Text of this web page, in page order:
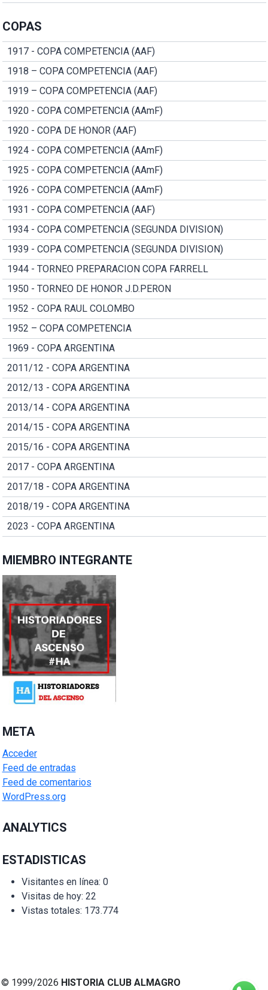
COPAS
1917 - COPA COMPETENCIA (AAF)
1918 – COPA COMPETENCIA (AAF)
1919 – COPA COMPETENCIA (AAF)
1920 - COPA COMPETENCIA (AAmF)
1920 - COPA DE HONOR (AAF)
1924 - COPA COMPETENCIA (AAmF)
1925 - COPA COMPETENCIA (AAmF)
1926 - COPA COMPETENCIA (AAmF)
1931 - COPA COMPETENCIA (AAF)
1934 - COPA COMPETENCIA (SEGUNDA DIVISION)
1939 - COPA COMPETENCIA (SEGUNDA DIVISION)
1944 - TORNEO PREPARACION COPA FARRELL
1950 - TORNEO DE HONOR J.D.PERON
1952 - COPA RAUL COLOMBO
1952 – COPA COMPETENCIA
1969 - COPA ARGENTINA
2011/12 - COPA ARGENTINA
2012/13 - COPA ARGENTINA
2013/14 - COPA ARGENTINA
2014/15 - COPA ARGENTINA
2015/16 - COPA ARGENTINA
2017 - COPA ARGENTINA
2017/18 - COPA ARGENTINA
2018/19 - COPA ARGENTINA
2023 - COPA ARGENTINA
MIEMBRO INTEGRANTE
META
Acceder
Feed de entradas
Feed de comentarios
WordPress.org
ANALYTICS
ESTADISTICAS
Visitantes en línea: 0
Visitas de hoy: 22
Vistas totales: 173.774
© 1999/2026 HISTORIA CLUB ALMAGRO